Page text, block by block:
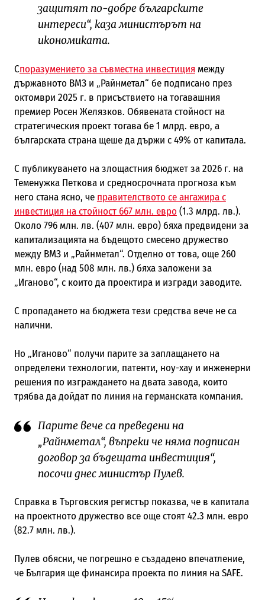
защитят по-добре българските
интереси“, каза министърът на
икономиката.
Споразумението за съвместна инвестиция между
държавното ВМЗ и „Райнметал“ бе подписано през
октомври 2025 г. в присъствието на тогавашния
премиер Росен Желязков. Обявената стойност на
стратегическия проект тогава бе 1 млрд. евро, а
българската страна щеше да държи с 49% от капитала.
С публикуването на злощастния бюджет за 2026 г. на
Теменужка Петкова и средносрочната прогноза към
него стана ясно, че правителството се ангажира с
инвестиция на стойност 667 млн. евро (1.3 млрд. лв.).
Около 796 млн. лв. (407 млн. евро) бяха предвидени за
капитализацията на бъдещото смесено дружество
между ВМЗ и „Райнметал“. Отделно от това, още 260
млн. евро (над 508 млн. лв.) бяха заложени за
„Иганово“, с които да проектира и изгради заводите.
С пропадането на бюджета тези средства вече не са
налични.
Но „Иганово“ получи парите за заплащането на
определени технологии, патенти, ноу-хау и инженерни
решения по изграждането на двата завода, които
трябва да дойдат по линия на германската компания.
Парите вече са преведени на
„Райнметал“, въпреки че няма подписан
договор за бъдещата инвестиция“,
посочи днес министър Пулев.
Справка в Търговския регистър показва, че в капитала
на проектното дружество все още стоят 42.3 млн. евро
(82.7 млн. лв.).
Пулев обясни, че погрешно е създадено впечатление,
че България ще финансира проекта по линия на SAFE.